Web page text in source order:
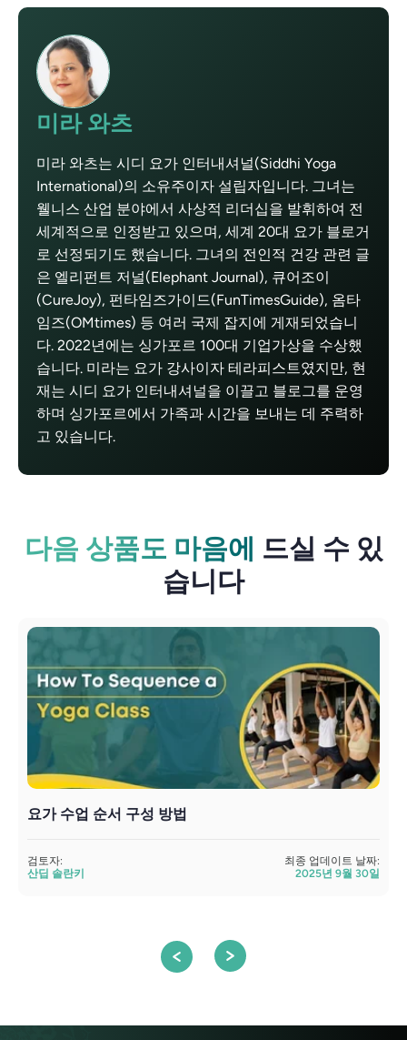
미라 와츠
미라 와츠는 시디 요가 인터내셔널(Siddhi Yoga
International)의 소유주이자 설립자입니다. 그녀는
웰니스 산업 분야에서 사상적 리더십을 발휘하여 전
세계적으로 인정받고 있으며, 세계 20대 요가 블로거
로 선정되기도 했습니다. 그녀의 전인적 건강 관련 글
은 엘리펀트 저널(Elephant Journal), 큐어조이
(CureJoy), 펀타임즈가이드(FunTimesGuide), 옴타
임즈(OMtimes) 등 여러 국제 잡지에 게재되었습니
다. 2022년에는 싱가포르 100대 기업가상을 수상했
습니다. 미라는 요가 강사이자 테라피스트였지만, 현
재는 시디 요가 인터내셔널을 이끌고 블로그를 운영
하며 싱가포르에서 가족과 시간을 보내는 데 주력하
고 있습니다.
다음 상품도 마음에 드실 수 있
습니다
요가 수업 순서 구성 방법
검토자:
산딥 솔란키
최종 업데이트 날짜:
2025년 9월 30일